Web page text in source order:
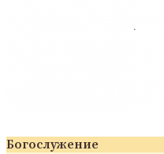
Богослужение